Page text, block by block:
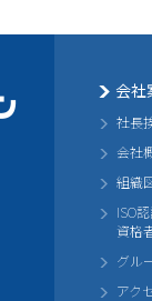
会社
社長
会社
組織
ISO
資格
グル
アク